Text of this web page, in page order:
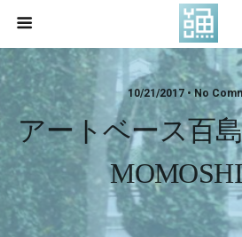
10/21/2017 • No
アートベース百